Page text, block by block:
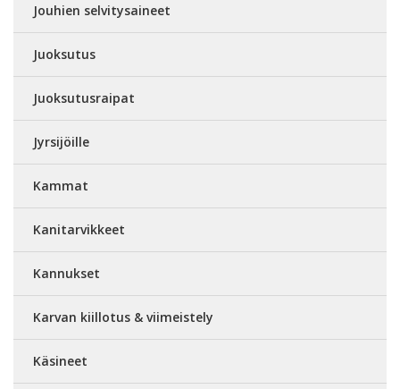
Jouhien selvitysaineet
Juoksutus
Juoksutusraipat
Jyrsijöille
Kammat
Kanitarvikkeet
Kannukset
Karvan kiillotus & viimeistely
Käsineet